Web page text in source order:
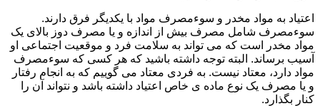
اعتیاد به مواد مخدر و سوءمصرف مواد با یکدیگر فرق دارند.
سوءمصرف شامل مصرف بیش از اندازه و یا مصرف دوز بالای یک
مواد مخدر است که می تواند به سلامت فرد و موقعیت اجتماعی او
آسیب برساند. البته توجه داشته باشید که هر کسی که سوءمصرف
مواد دارد، معتاد نیست. به فردی معتاد می گوییم که به انجام رفتار
و یا مصرف یک نوع ماده ی خاص اعتیاد داشته باشد و نتواند آن را
کنار بگذارد.